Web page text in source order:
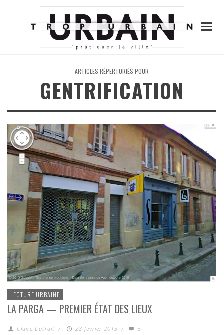
ARTICLES RÉPERTORIÉS POUR
GENTRIFICATION
LECTURE URBAINE
LA PARGA — PREMIER ÉTAT DES LIEUX
Claire Dutrait / 28 février 2013 / 5